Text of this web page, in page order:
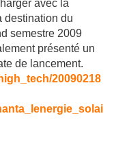
avec la
destination du
semestre 2009
présenté un
de lancement.
20090218